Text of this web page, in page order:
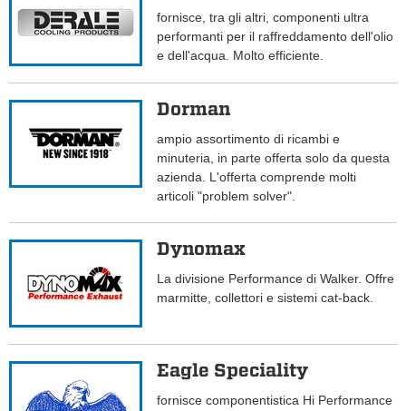
fornisce, tra gli altri, componenti ultra
performanti per il raffreddamento dell'olio
e dell'acqua. Molto efficiente.
Dorman
ampio assortimento di ricambi e
minuteria, in parte offerta solo da questa
azienda. L'offerta comprende molti
articoli "problem solver".
Dynomax
La divisione Performance di Walker. Offre
marmitte, collettori e sistemi cat-back.
Eagle Speciality
fornisce componentistica Hi Performance